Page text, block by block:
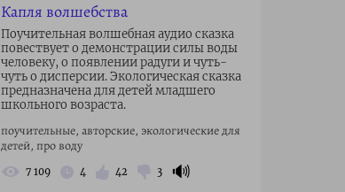
Капля волшебства
Поучительная волшебная аудио сказка
повествует о демонстрации силы воды
человеку, о появлении радуги и чуть-
чуть о дисперсии. Экологическая сказка
предназначена для детей младшего
школьного возраста.
поучительные, авторские, экологические для
детей, про воду
7 109 4 42 3 🔊